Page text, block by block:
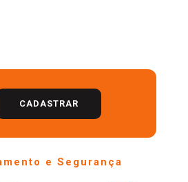
CADASTRAR
e Segurança